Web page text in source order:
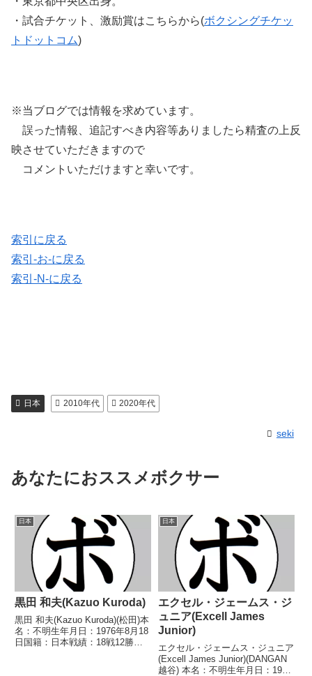
・試合チケット、激励賞はこちらから(ボクシングチケッ
トドットコム)
※当ブログでは情報を求めています。
誤った情報、追記すべき内容等ありましたら精査の上反
映させていただきますので
コメントいただけますと幸いです。
索引に戻る
索引-お-に戻る
索引-N-に戻る
日本 2010年代 2020年代
seki
あなたにおススメボクサー
日本
黒田 和夫(Kazuo Kuroda)
黒田 和夫(Kazuo Kuroda)(松田)本
名：不明生年月日：1976年8月18
日国籍：日本戦績：18戦12勝
日本
エクセル・ジェームス・ジ
ュニア(Excell James
Junior)
エクセル・ジェームス・ジュニア
(Excell James Junior)(DANGAN
越谷) 本名：不明生年月日：1995